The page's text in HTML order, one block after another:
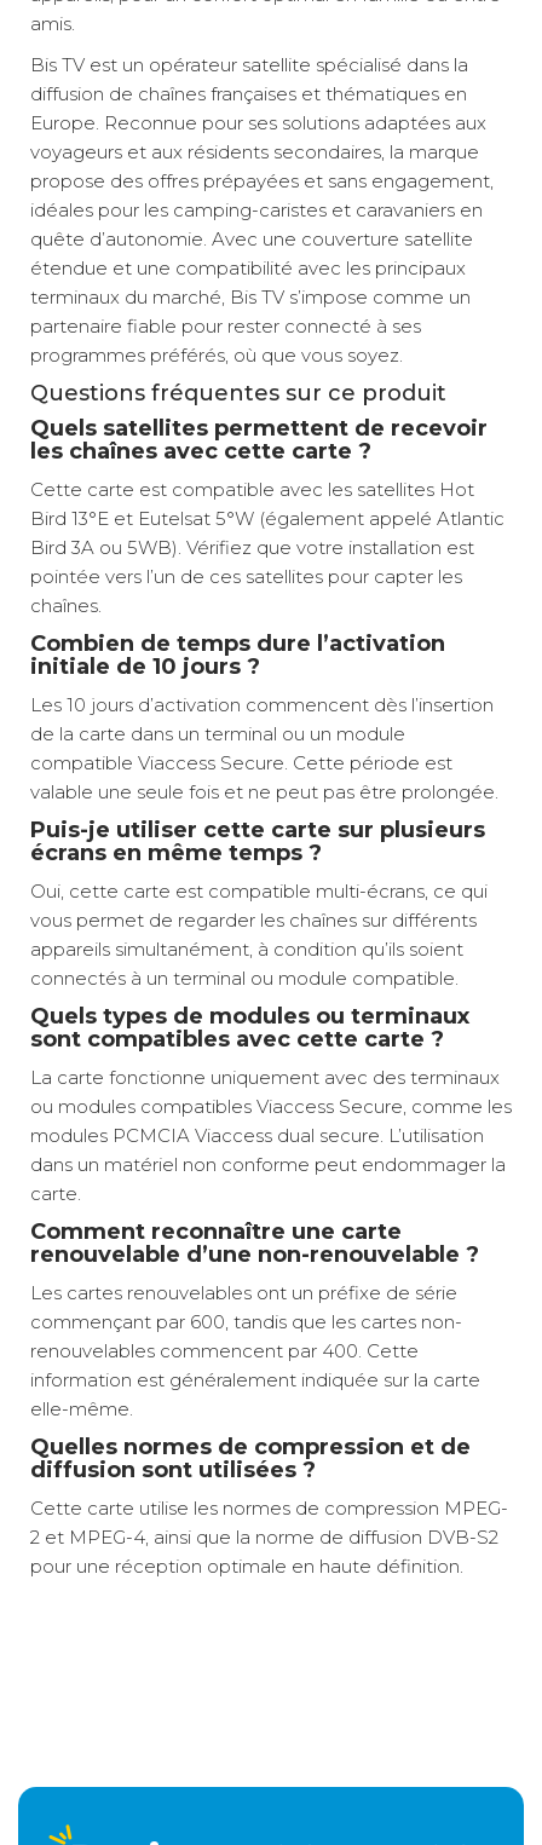
amis.
Bis TV est un opérateur satellite spécialisé dans la
diffusion de chaînes françaises et thématiques en
Europe. Reconnue pour ses solutions adaptées aux
voyageurs et aux résidents secondaires, la marque
propose des offres prépayées et sans engagement,
idéales pour les camping-caristes et caravaniers en
quête d’autonomie. Avec une couverture satellite
étendue et une compatibilité avec les principaux
terminaux du marché, Bis TV s’impose comme un
partenaire fiable pour rester connecté à ses
programmes préférés, où que vous soyez.
Questions fréquentes sur ce produit
Quels satellites permettent de recevoir
les chaînes avec cette carte ?
Cette carte est compatible avec les satellites Hot
Bird 13°E et Eutelsat 5°W (également appelé Atlantic
Bird 3A ou 5WB). Vérifiez que votre installation est
pointée vers l’un de ces satellites pour capter les
chaînes.
Combien de temps dure l’activation
initiale de 10 jours ?
Les 10 jours d’activation commencent dès l’insertion
de la carte dans un terminal ou un module
compatible Viaccess Secure. Cette période est
valable une seule fois et ne peut pas être prolongée.
Puis-je utiliser cette carte sur plusieurs
écrans en même temps ?
Oui, cette carte est compatible multi-écrans, ce qui
vous permet de regarder les chaînes sur différents
appareils simultanément, à condition qu’ils soient
connectés à un terminal ou module compatible.
Quels types de modules ou terminaux
sont compatibles avec cette carte ?
La carte fonctionne uniquement avec des terminaux
ou modules compatibles Viaccess Secure, comme les
modules PCMCIA Viaccess dual secure. L’utilisation
dans un matériel non conforme peut endommager la
carte.
Comment reconnaître une carte
renouvelable d’une non-renouvelable ?
Les cartes renouvelables ont un préfixe de série
commençant par 600, tandis que les cartes non-
renouvelables commencent par 400. Cette
information est généralement indiquée sur la carte
elle-même.
Quelles normes de compression et de
diffusion sont utilisées ?
Cette carte utilise les normes de compression MPEG-
2 et MPEG-4, ainsi que la norme de diffusion DVB-S2
pour une réception optimale en haute définition.
Live, idéale pour rester connecté à vos programmes
préférés lors de vos déplacements en camping-car
Relais colis 3 € 2 à 3 jours ouvrés